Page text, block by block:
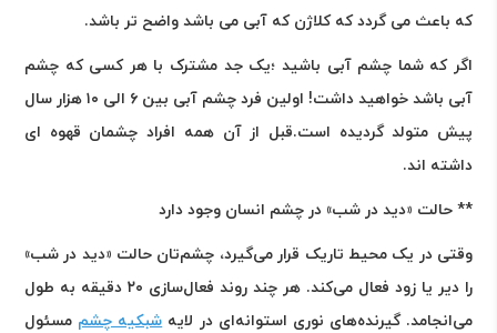
که باعث می گردد که کلاژن که آبی می باشد واضح تر باشد.
اگر که شما چشم آبی باشید ؛یک جد مشترک با هر کسی که چشم
آبی باشد خواهید داشت! اولین فرد چشم آبی بین ۶ الی ۱۰ هزار سال
پیش متولد گردیده است.قبل از آن همه افراد چشمان قهوه ای
داشته اند.
** حالت «دید در شب» در چشم انسان وجود دارد
وقتی در یک محیط تاریک قرار می‌گیرد، چشم‌تان حالت «دید در شب»
را دیر یا زود فعال می‌کند. هر چند روند فعال‌سازی ۲۰ دقیقه به طول
می‌انجامد. گیرنده‌های نوری استوانه‌ای در لایهشبکیه چشم مسئول